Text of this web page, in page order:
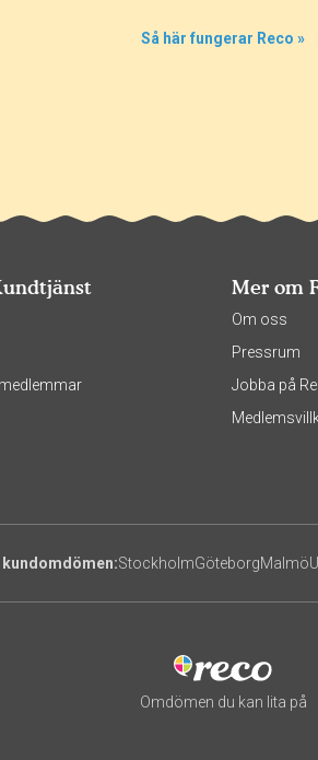
Så här fungerar Reco »
Mer om
Om oss
Pressrum
Jobba på
kundomdömen:StockholmGöteborgMalmö
Omdömen du kan lita på